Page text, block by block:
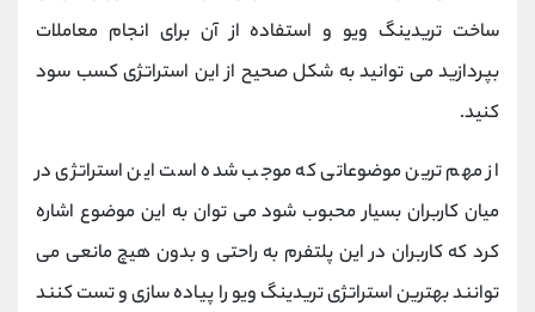
ساخت تریدینگ ویو و استفاده از آن برای انجام معاملات
بپردازید می توانید به شکل صحیح از این استراتژی کسب سود
کنید.
از مهم ترین موضوعاتی که موجب شده است این استراتژی در
میان کاربران بسیار محبوب شود می توان به این موضوع اشاره
کرد که کاربران در این پلتفرم به راحتی و بدون هیچ مانعی می
‌توانند بهترین استراتژی تریدینگ ویو را پیاده‌ سازی و تست کنند